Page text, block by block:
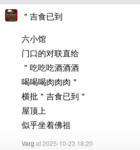
＂吉食已到
六小馆
门口的对联直给
＂吃吃吃酒酒酒
喝喝喝肉肉肉＂
横批＂吉食已到＂
屋顶上
似乎坐着佛祖
Varg at 2025-10-23 18:20